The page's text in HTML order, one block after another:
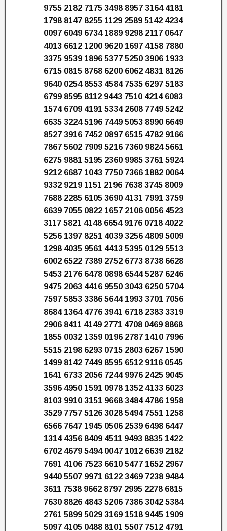
9755 2182 7175 3498 8957 3164 4181
1798 8147 8255 1129 2589 5142 4234
0097 6049 6734 1889 9298 2117 0647
4013 6612 1200 9620 1697 4158 7880
3375 9539 1896 5377 5250 3906 1933
6715 0815 8768 6200 6062 4831 8126
9640 0254 8553 4584 7535 6297 5183
6799 8595 8112 9443 7510 4214 6083
1574 6709 4191 5334 2608 7749 5242
6635 3224 5196 7449 5053 8990 6649
8527 3916 7452 0897 6515 4782 9166
7867 5602 7909 5216 7360 9824 5661
6275 9881 5195 2360 9985 3761 5924
9212 6687 1043 7750 7366 1882 0064
9332 9219 1151 2196 7638 3745 8009
7688 2285 6105 3690 4131 7991 3759
6639 7055 0822 1657 2106 0056 4523
3117 5821 4148 6654 9176 0718 4022
5256 1397 8251 4039 3256 4809 5009
1298 4035 9561 4413 5395 0129 5513
6002 6522 7389 2752 6773 8738 6628
5453 2176 6478 0898 6544 5287 6246
9475 2063 4416 9550 3043 6250 5704
7597 5853 3386 5644 1993 3701 7056
8684 1364 4776 3941 6718 2383 3319
2906 8411 4149 2771 4708 0469 8868
1855 0032 1359 0196 2787 1410 7996
5515 2198 6293 0715 2803 6267 1590
1499 8142 7449 8595 6512 9116 0545
1641 6733 2056 7244 9976 2425 9045
3596 4950 1591 0978 1352 4133 6023
8103 9910 3151 9668 3484 4786 1958
3529 7757 5126 3028 5494 7551 1258
6566 7647 1945 0506 2539 6498 6447
1314 4356 8409 4511 9493 8835 1422
6702 4679 5494 0047 1012 6639 2182
7691 4106 7523 6610 5477 1652 2967
9440 5507 9971 6122 3469 7238 9484
3611 7538 9662 8797 2995 2278 6815
7630 8826 4843 5206 7386 3042 5384
2761 5899 5029 3169 1518 9445 1909
5097 4105 0488 8101 5507 7512 4791